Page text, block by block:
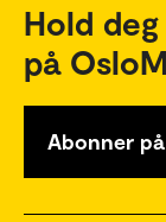
Hold
på
Abonner